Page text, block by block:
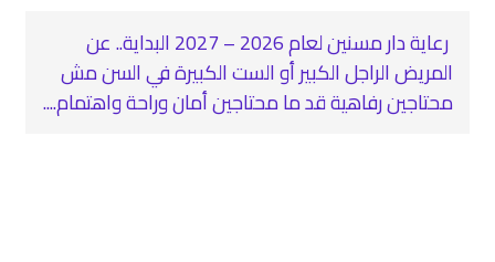
رعاية دار مسنين لعام 2026 – 2027 البداية.. عن
المريض الراجل الكبير أو الست الكبيرة في السن مش
محتاجين رفاهية قد ما محتاجين أمان وراحة واهتمام....